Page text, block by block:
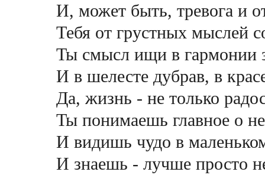
И, может быть, тревога и
Тебя от грустных мыслей
Ты смысл ищи в гармонии
И в шелесте дубрав, в
Да, жизнь - не только
Ты понимаешь главное о
И видишь чудо в
И знаешь - лучше просто